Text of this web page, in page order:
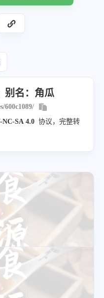
小便不利，水肿，口疮
名：角瓜
600c1089/
NC-SA 4.0 协议，完整转